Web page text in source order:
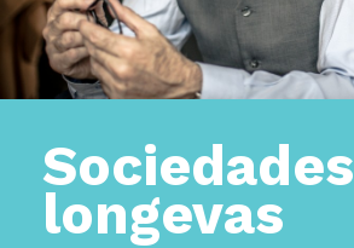
Sociedades
longevas